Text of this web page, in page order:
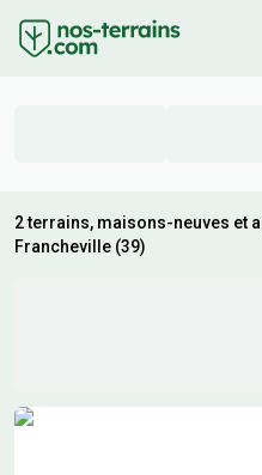
2 terrains, maisons-neuves et
Francheville (39)
Résultats de recherche